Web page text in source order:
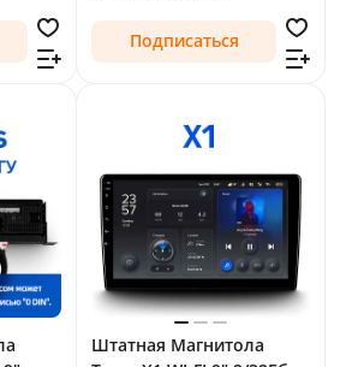
Подписаться
Штатная Магнитола